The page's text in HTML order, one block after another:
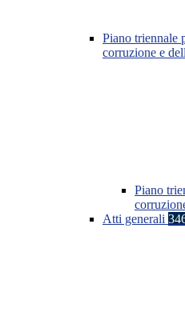
Piano triennale
corruzione e
Piano
Atti generali